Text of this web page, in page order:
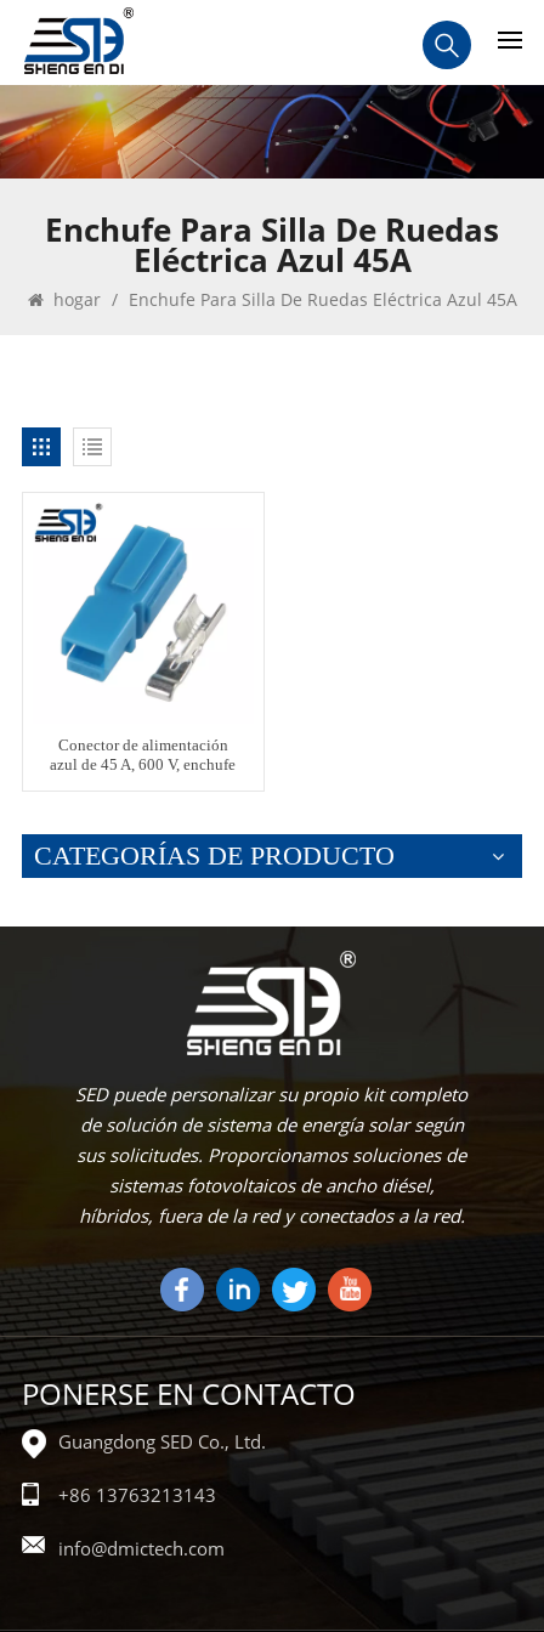
Enchufe Para Silla De Ruedas
Eléctrica Azul 45A
hogar / Enchufe Para Silla De Ruedas Eléctrica Azul 45A
Conector de alimentación
azul de 45 A, 600 V, enchufe
CATEGORÍAS DE PRODUCTO
SED puede personalizar su propio kit completo
de solución de sistema de energía solar según
sus solicitudes. Proporcionamos soluciones de
sistemas fotovoltaicos de ancho diésel,
híbridos, fuera de la red y conectados a la red.
PONERSE EN CONTACTO
Guangdong SED Co., Ltd.
+86 13763213143
info@dmictech.com